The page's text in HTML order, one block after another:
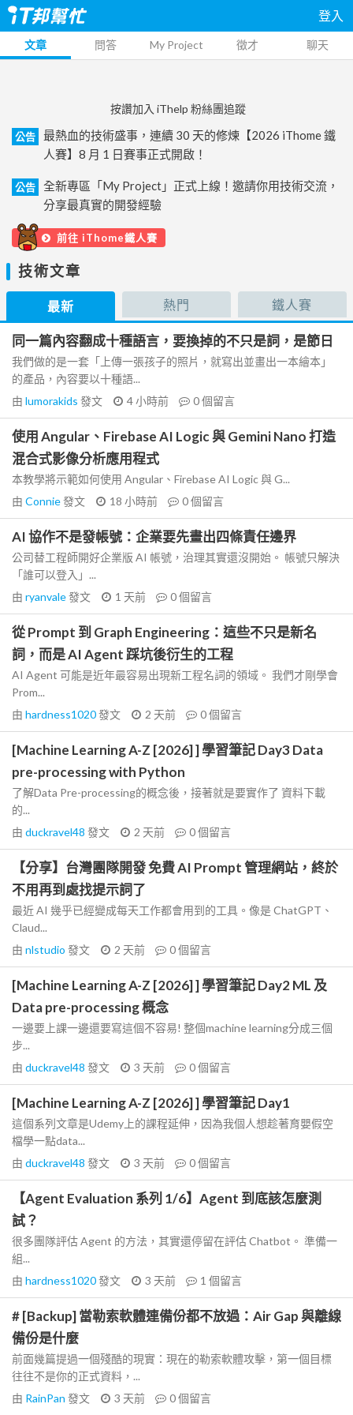
登入
文章 問答 My Project 徵才 聊天
按讚加入 iThelp 粉絲團追蹤
公告
最熱血的技術盛事，連續 30 天的修煉【2026 iThome 鐵
人賽】8 月 1 日賽事正式開啟！
公告
全新專區「My Project」正式上線！邀請你用技術交流，
分享最真實的開發經驗
前往 iThome鐵人賽
技術文章
最新 熱門 鐵人賽
同一篇內容翻成十種語言，要換掉的不只是詞，是節日
我們做的是一套「上傳一張孩子的照片，就寫出並畫出一本繪本」
的產品，內容要以十種語...
由 lumorakids 發文 4 小時前 0個留言
使用 Angular、Firebase AI Logic 與 Gemini Nano 打造
混合式影像分析應用程式
本教學將示範如何使用 Angular、Firebase AI Logic 與 G...
由 Connie發文 18 小時前 0個留言
AI 協作不是發帳號：企業要先畫出四條責任邊界
公司替工程師開好企業版 AI 帳號，治理其實還沒開始。 帳號只解決
「誰可以登入」...
由 ryanvale發文 1 天前 0個留言
從 Prompt 到 Graph Engineering：這些不只是新名
詞，而是 AI Agent 踩坑後衍生的工程
AI Agent 可能是近年最容易出現新工程名詞的領域。 我們才剛學會
Prom...
由 hardness1020發文 2 天前 0個留言
[Machine Learning A-Z [2026] ] 學習筆記 Day3 Data
pre-processing with Python
了解Data Pre-processing的概念後，接著就是要實作了 資料下載
的...
由 duckravel48 發文 2 天前 0個留言
【分享】台灣團隊開發 免費 AI Prompt 管理網站，終於
不用再到處找提示詞了
最近 AI 幾乎已經變成每天工作都會用到的工具。像是 ChatGPT、
Claud...
由 nlstudio 發文 2 天前 0個留言
[Machine Learning A-Z [2026] ] 學習筆記 Day2 ML 及
Data pre-processing 概念
一邊要上課一邊還要寫這個不容易! 整個machine learning分成三個
步...
由 duckravel48 發文 3 天前 0個留言
[Machine Learning A-Z [2026] ] 學習筆記 Day1
這個系列文章是Udemy上的課程延伸，因為我個人想趁著育嬰假空
檔學一點data...
由 duckravel48 發文 3 天前 0個留言
【Agent Evaluation 系列 1/6】Agent 到底該怎麼測
試？
很多團隊評估 Agent 的方法，其實還停留在評估 Chatbot。 準備一
組...
由 hardness1020發文 3 天前 1 個留言
# [Backup] 當勒索軟體連備份都不放過：Air Gap 與離線
備份是什麼
前面幾篇提過一個殘酷的現實：現在的勒索軟體攻擊，第一個目標
往往不是你的正式資料，...
由 RainPan 發文 3 天前 0個留言